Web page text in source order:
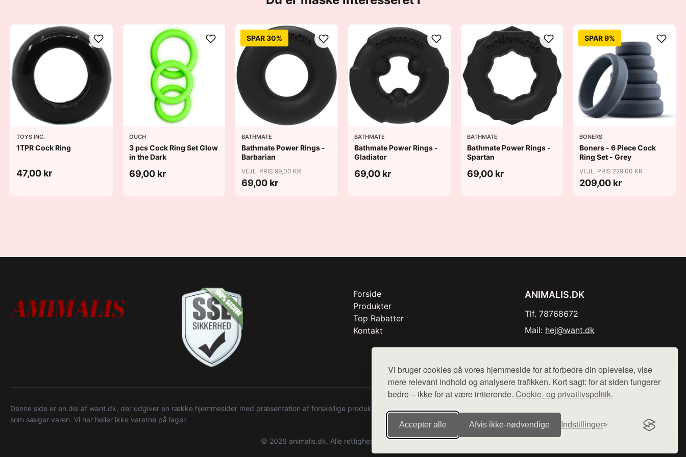
Vi bruger cookies på vores hjemmeside for at forbedre din oplevelse, vise
mere relevant indhold og analysere trafikken. Kort sagt: for at siden fungerer
bedre – ikke for at være irriterende. Cookie- og privatlivspolitik.
Accepter alle Afvis ikke‑nødvendige Indstillinger
TOYS INC.
1TPR Cock Ring
47,00 kr
OUCH
3 pcs Cock Ring Set Glow
in the Dark
69,00 kr
SPAR 30%
BATHMATE
Bathmate Power Rings -
Barbarian
VEJL. PRIS 99,00 KR
69,00 kr
BATHMATE
Bathmate Power Rings -
Gladiator
69,00 kr
BATHMATE
Bathmate Power Rings -
Spartan
69,00 kr
SPAR 9%
BONERS
Boners - 6 Piece Cock
Ring Set - Grey
VEJL. PRIS 229,00 KR
209,00 kr
Forside
Produkter
Top Rabatter
Kontakt
ANIMALIS.DK
Tlf. 78768672
Mail: hej@want.dk
Denne side er en del af want.dk, der udgiver en række hjemmesider med præsentation af forskellige produkter fra diverse webshops. Der sælges ikke varer fra denne side - vi henviser til de shops,
som sælger varen. Vi har heller ikke varerne på lager.
© 2026 animalis.dk. Alle rettigheder forbeholdes.